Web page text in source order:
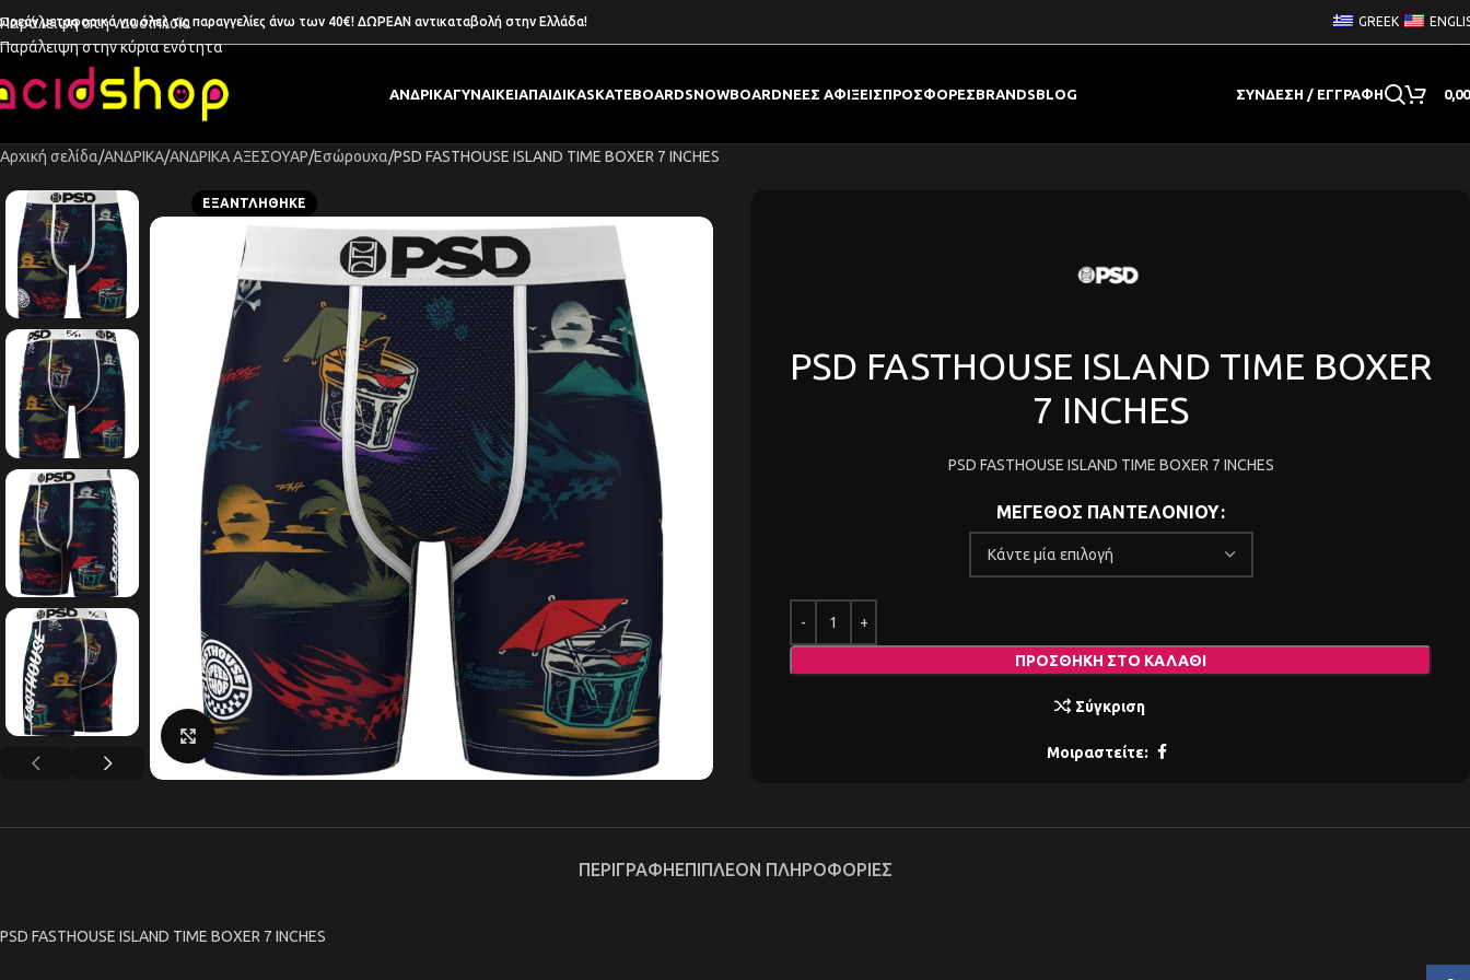
Παράλειψη στη ναυσιπλοΐα
Παράλειψη στην κύρια ενότητα
μεταφορικά για όλες τις παραγγελίες άνω των 40€! ΔΩΡΕΑΝ αντικαταβολή στην Ελλάδα! GREEK
ΑΝΔΡΙΚΑΓΥΝΑΙΚΕΙΑΠΑΙΔΙΚΑSKATEBOARDSNOWBOARDΝΕΕΣ ΑΦΙΞΕΙΣΠΡΟΣΦΟΡΕΣBRANDSBLOG ΣΎΝΔΕΣΗ / ΕΓΓΡΑΦΉ
Αρχική σελίδα ΑΝΔΡΙΚΑ ΑΝΔΡΙΚΑ ΑΞΕΣΟΥΑΡ Εσώρουχα PSD FASTHOUSE ISLAND TIME BOXER 7 INCHES
ΕΞΑΝΤΛΉΘΗΚΕ
Κάντε κλικ για μεγέθυνση
PSD FASTHOUSE ISLAND TIME BOXER
7 INCHES
PSD FASTHOUSE ISLAND TIME BOXER 7 INCHES
ΜΕΓΕΘΟΣ ΠΑΝΤΕΛΟΝΙΟΥ
ΠΡΟΣΘΉΚΗ ΣΤΟ ΚΑΛΆΘΙ
Σύγκριση
Μοιραστείτε:
ΠΕΡΙΓΡΑΦΉΕΠΙΠΛΈΟΝ ΠΛΗΡΟΦΟΡΊΕΣ
PSD FASTHOUSE ISLAND TIME BOXER 7 INCHES